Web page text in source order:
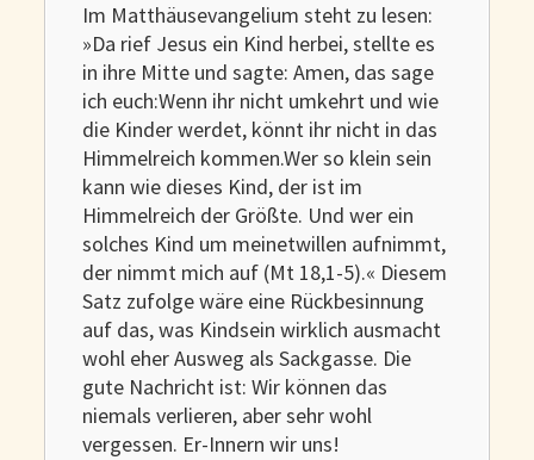
Im Matthäusevangelium steht zu lesen:
»Da rief Jesus ein Kind herbei, stellte es
in ihre Mitte und sagte: Amen, das sage
ich euch:Wenn ihr nicht umkehrt und wie
die Kinder werdet, könnt ihr nicht in das
Himmelreich kommen.Wer so klein sein
kann wie dieses Kind, der ist im
Himmelreich der Größte. Und wer ein
solches Kind um meinetwillen aufnimmt,
der nimmt mich auf (Mt 18,1-5).« Diesem
Satz zufolge wäre eine Rückbesinnung
auf das, was Kindsein wirklich ausmacht
wohl eher Ausweg als Sackgasse. Die
gute Nachricht ist: Wir können das
niemals verlieren, aber sehr wohl
vergessen. Er-Innern wir uns!